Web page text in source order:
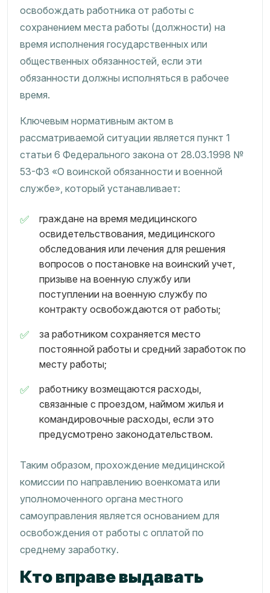
освобождать работника от работы с
сохранением места работы (должности) на
время исполнения государственных или
общественных обязанностей, если эти
обязанности должны исполняться в рабочее
время.
Ключевым нормативным актом в
рассматриваемой ситуации является пункт 1
статьи 6 Федерального закона от 28.03.1998 №
53-ФЗ «О воинской обязанности и военной
службе», который устанавливает:
граждане на время медицинского
освидетельствования, медицинского
обследования или лечения для решения
вопросов о постановке на воинский учет,
призыве на военную службу или
поступлении на военную службу по
контракту освобождаются от работы;
за работником сохраняется место
постоянной работы и средний заработок по
месту работы;
работнику возмещаются расходы,
связанные с проездом, наймом жилья и
командировочные расходы, если это
предусмотрено законодательством.
Таким образом, прохождение медицинской
комиссии по направлению военкомата или
уполномоченного органа местного
самоуправления является основанием для
освобождения от работы с оплатой по
среднему заработку.
Кто вправе выдавать